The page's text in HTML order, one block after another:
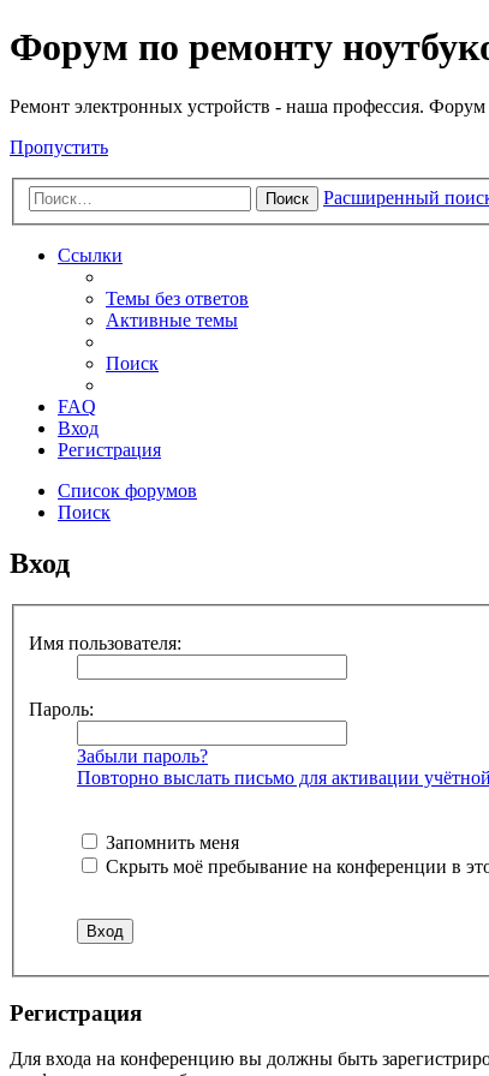
Регистрация
Форум по ремонту
Ремонт электронных устройств - наша профессия. Форум
Пропустить
Поиск Расширенный
Ссылки
Темы без ответов
Активные темы
Поиск
FAQ
Вход
Регистрация
Список форумов
Поиск
Вход
Имя пользователя:
Пароль:
Забыли пароль?
Повторно выслать письмо для активации
Запомнить меня
Скрыть моё пребывание на конференции в
Регистрация
Для входа на конференцию вы должны быть